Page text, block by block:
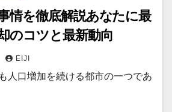
情を徹底解説あなたに最
のコツと最新動向
EIJI
人口増加を続ける都市の一つであ